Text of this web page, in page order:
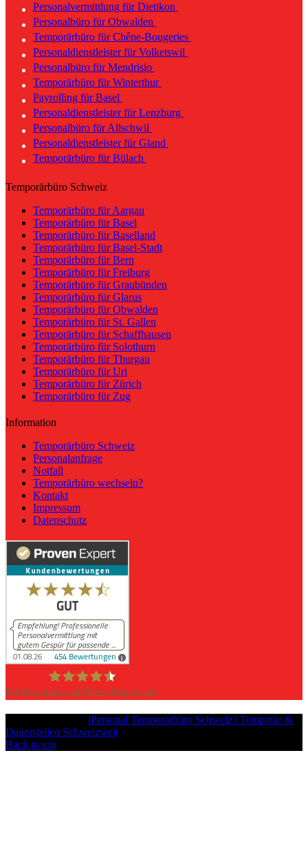
Personalvermittlung für Dietikon
Personalbüro für Obwalden
Temporärbüro für Chêne-Bougeries
Personaldienstleister für Volketswil
Personalbüro für Mendrisio
Temporärbüro für Winterthur
Payrolling für Basel
Personaldienstleister für Lenzburg
Personalbüro für Allschwil
Personaldienstleister für Gland
Temporärbüro für Bülach
Temporärbüro Schweiz
Temporärbüro für Aargau
Temporärbüro für Basel
Temporärbüro für Baselland
Temporärbüro für Basel-Stadt
Temporärbüro für Bern
Temporärbüro für Freiburg
Temporärbüro für Graubünden
Temporärbüro für Glarus
Temporärbüro für Obwalden
Temporärbüro für St. Gallen
Temporärbüro für Schaffhausen
Temporärbüro für Solothurn
Temporärbüro für Thurgau
Temporärbüro für Uri
Temporärbüro für Zürich
Temporärbüro für Zug
Information
Temporärbüro Schweiz
Personalanfrage
Notfall
Temporärbüro wechseln?
Kontakt
Impressum
Datenschutz
454 Bewertungen auf ProvenExpert.com
iPersonal Temporärbüro Schweiz | Temporär &
Dauerstellen Schweizweit
Back to top